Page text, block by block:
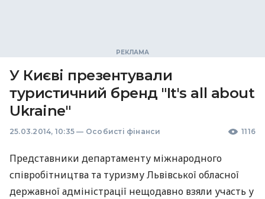
У Києві презентували
туристичний бренд "It's all about
Ukraine"
25.03.2014, 10:35 — Особисті фінанси 1116
Представники департаменту міжнародного
співробітництва та туризму Львівської обласної
державної адміністрації нещодавно взяли участь у